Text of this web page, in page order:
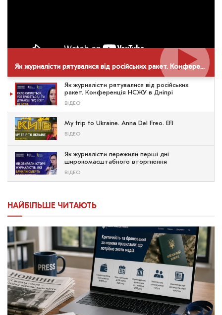
Як журналісти рятувалися від російських ракет. Конференція НСЖУ в Дніпрі
Як журналісти рятувалися від російських
ракет. Конференція НСЖУ в Дніпрі
ВІДЕО
My trip to Ukraine. Anna Del Freo. EFJ
ВІДЕО
Як журналісти пережили перші дні
широкомасштабного вторгнення
ВІДЕО
НАЙБІЛЬШЕ ЧИТАЮТЬ